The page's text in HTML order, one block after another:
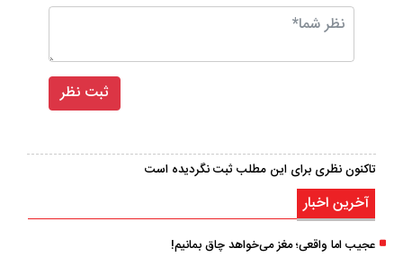
تاکنون نظری برای این مطلب ثبت نگردیده است
آخرین اخبار
عجیب اما واقعی؛ مغز می‌خواهد چاق بمانیم!